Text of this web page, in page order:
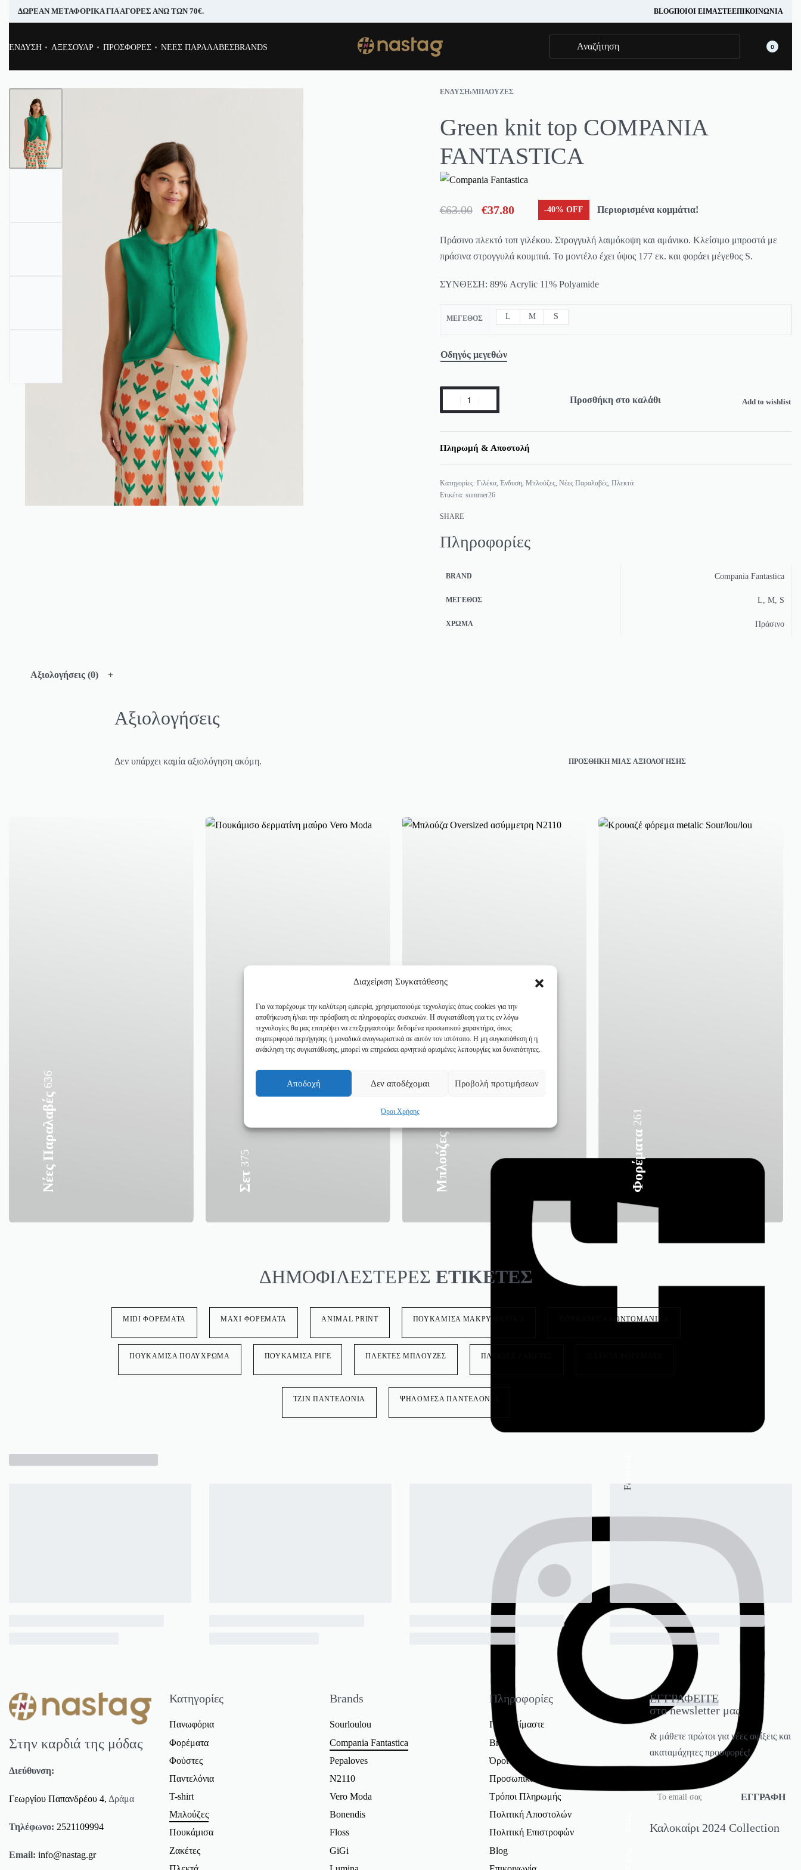
Διαχείριση Συγκατάθεσης
Για να παρέχουμε την καλύτερη εμπειρία, χρησιμοποιούμε τεχνολογίες όπως cookies για την
αποθήκευση ή/και την πρόσβαση σε πληροφορίες συσκευών. Η συγκατάθεση για τις εν λόγω
τεχνολογίες θα μας επιτρέψει να επεξεργαστούμε δεδομένα προσωπικού χαρακτήρα, όπως
συμπεριφορά περιήγησης ή μοναδικά αναγνωριστικά σε αυτόν τον ιστότοπο. Η μη συγκατάθεση ή η
ανάκληση της συγκατάθεσης, μπορεί να επηρεάσει αρνητικά ορισμένες λειτουργίες και δυνατότητες.
Αποδοχή Δεν αποδέχομαι Προβολή προτιμήσεων
Όροι Χρήσης
ΔΩΡΕΑΝ ΜΕΤΑΦΟΡΙΚΑ ΓΙΑ ΑΓΟΡΕΣ ΑΝΩ ΤΩΝ 70€. BLOGΠΟΙΟΊ ΕΊΜΑΣΤΕΕΠΙΚΟΙΝΩΝΊΑ
ΕΝΔΥΣΗ ΑΞΕΣΟΥΑΡ ΠΡΟΣΦΟΡΕΣ ΝΕΕΣ ΠΑΡΑΛΑΒΕΣBRANDS 0
ΈΝΔΥΣΗ›ΜΠΛΟΎΖΕΣ
Green knit top COMPANIA
FANTASTICA
€63.00 €37.80 -40% OFF Περιορισμένα κομμάτια!
Πράσινο πλεκτό τοπ γιλέκου. Στρογγυλή λαιμόκοψη και αμάνικο. Κλείσιμο μπροστά με
πράσινα στρογγυλά κουμπιά. Το μοντέλο έχει ύψος 177 εκ. και φοράει μέγεθος S.
ΣΥΝΘΕΣΗ: 89% Acrylic 11% Polyamide
ΜΈΓΕΘΟΣ L M S
Οδηγός μεγεθών
Προσθήκη στο καλάθι Add to wishlist
Πληρωμή & Αποστολή
Κατηγορίες: Γιλέκα,Ένδυση, Μπλούζες, Νέες Παραλαβές, Πλεκτά
Ετικέτα: summer26
SHARE
Πληροφορίες
BRAND Compania Fantastica
ΜΈΓΕΘΟΣ L, M, S
ΧΡΏΜΑ Πράσινο
Αξιολογήσεις (0)
Αξιολογήσεις
Δεν υπάρχει καμία αξιολόγηση ακόμη. ΠΡΟΣΘΉΚΗ ΜΊΑΣ ΑΞΙΟΛΌΓΗΣΗΣ
Νέες Παραλαβές
636
Σετ
375 Μπλούζες Φορέματα
261
ΔΗΜΟΦΙΛΕΣΤΕΡΕΣ ΕΤΙΚΕΤΕΣ
MIDI ΦΟΡΕΜΑΤΑ MAXI ΦΟΡΕΜΑΤΑ ANIMAL PRINT ΠΟΥΚΑΜΙΣΑ ΜΑΚΡΥΜΑΝΙΚΑ ΠΟΥΚΑΜΙΣΑ ΚΟΝΤΟΜΑΝΙΚΑ
ΠΟΥΚΑΜΙΣΑ ΠΟΛΥΧΡΩΜΑ ΠΟΥΚΑΜΙΣΑ ΡΙΓΕ ΠΛΕΚΤΕΣ ΜΠΛΟΥΖΕΣ ΠΛΕΚΤΕΣ ΖΑΚΕΤΕΣ
ΤΖΙΝ ΠΑΝΤΕΛΟΝΙΑ ΨΗΛΟΜΕΣΑ ΠΑΝΤΕΛΟΝΙΑ
Στην καρδιά της μόδας
Διεύθυνση:
Γεωργίου Παπανδρέου 4, Δράμα
Τηλέφωνο: 2521109994
Email: info@nastag.gr
Κατηγορίες
Πανωφόρια
Φορέματα
Φούστες
Παντελόνια
T-shirt
Μπλούζες
Πουκάμισα
Ζακέτες
Brands
Sourloulou
Compania Fantastica
Pepaloves
N2110
Vero Moda
Bonendis
Floss
GiGi
Πληροφορίες
Ποιοί Είμαστε
Brands
Όροι Χρήσης
Προσωπικά Δεδομένα
Τρόποι Πληρωμής
Πολιτική Αποστολών
Πολιτική Επιστροφών
Blog
ΕΓΓΡΑΦΕΙΤΕ
στο newsletter μας
& μάθετε πρώτοι για νέες αφίξεις και
ακαταμάχητες προσφορές!
Καλοκαίρι 2024 Collection